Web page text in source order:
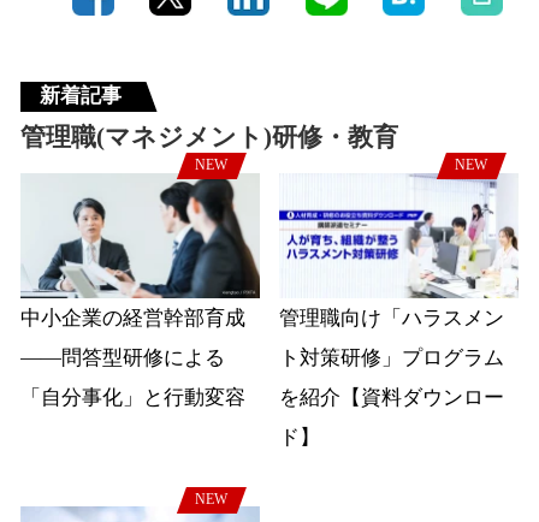
新着記事
管理職(マネジメント)研修・教育
NEW
中小企業の経営幹部育成
――問答型研修による
「自分事化」と行動変容
NEW
管理職向け「ハラスメン
ト対策研修」プログラム
を紹介【資料ダウンロー
ド】
NEW